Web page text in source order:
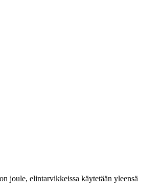
joule, elintarvikkeissa käytetään yleensä